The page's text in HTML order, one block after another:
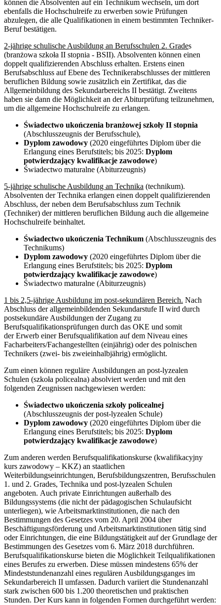
können die Absolventen auf ein Technikum wechseln, um dort
ebenfalls die Hochschulreife zu erwerben sowie Prüfungen
abzulegen, die alle Qualifikationen in einem bestimmten Techniker-
Beruf bestätigen.
2-jährige schulische Ausbildung an Berufsschulen 2. Grades
(branżowa szkoła II stopnia - BSII). Absolventen können einen
doppelt qualifizierenden Abschluss erhalten. Erstens einen
Berufsabschluss auf Ebene des Technikerabschlusses der mittleren
beruflichen Bildung sowie zusätzlich ein Zertifikat, das die
Allgemeinbildung des Sekundarbereichs II bestätigt. Zweitens
haben sie dann die Möglichkeit an der Abiturprüfung teilzunehmen,
um die allgemeine Hochschulreife zu erlangen.
Świadectwo ukończenia branżowej szkoły II stopnia
(Abschlusszeugnis der Berufsschule),
Dyplom zawodowy (2020 eingeführtes Diplom über die
Erlangung eines Berufstitels; bis 2025: Dyplom
potwierdzający kwalifikacje zawodowe)
Świadectwo maturalne (Abiturzeugnis)
5-jährige schulische Ausbildung an Technika (technikum).
Absolventen der Technika erlangen einen doppelt qualifizierenden
Abschluss, der neben dem Berufsabschluss zum Technik
(Techniker) der mittleren beruflichen Bildung auch die allgemeine
Hochschulreife beinhaltet.
Świadectwo ukończenia Technikum (Abschlusszeugnis des
Technikums)
Dyplom zawodowy (2020 eingeführtes Diplom über die
Erlangung eines Berufstitels; bis 2025: Dyplom
potwierdzający kwalifikacje zawodowe)
Świadectwo maturalne (Abiturzeugnis)
1 bis 2,5-jährige Ausbildung im post-sekundären Bereich. Nach
Abschluss der allgemeinbildenden Sekundarstufe II wird durch
postsekundäre Ausbildungen der Zugang zu
Berufsqualifikationsprüfungen durch das OKE und somit
der Erwerb einer Berufsqualifikation auf dem Niveau eines
Facharbeiters/Fachangestellten (einjährig) oder des polnischen
Technikers (zwei- bis zweieinhalbjährig) ermöglicht.
Zum einen können reguläre Ausbildungen an post-lyzealen
Schulen (szkoła policealna) absolviert werden und mit den
folgenden Zeugnissen nachgewiesen werden:
Świadectwo ukończenia szkoły policealnej
(Abschlusszeugnis der post-lyzealen Schule)
Dyplom zawodowy (2020 eingeführtes Diplom über die
Erlangung eines Berufstitels; bis 2025: Dyplom
potwierdzający kwalifikacje zawodowe)
Zum anderen werden Berufsqualifikationskurse (kwalifikacyjny
kurs zawodowy – KKZ) an staatlichen
Weiterbildungseinrichtungen, Berufsbildungszentren, Berufsschulen
1. und 2. Grades, Technika und post-lyzealen Schulen
angeboten. Auch private Einrichtungen außerhalb des
Bildungssystems (die nicht der pädagogischen Schulaufsicht
unterliegen), wie Arbeitsmarktinstitutionen, die nach den
Bestimmungen des Gesetzes vom 20. April 2004 über
Beschäftigungsförderung und Arbeitsmarktinstitutionen tätig sind
oder Einrichtungen, die eine Bildungstätigkeit auf der Grundlage der
Bestimmungen des Gesetzes vom 6. März 2018 durchführen.
Berufsqualifikationskurse bieten die Möglichkeit Teilqualifikationen
eines Berufes zu erwerben. Diese müssen mindestens 65% der
Mindeststundenanzahl eines regulären Ausbildungsganges im
Sekundarbereich II umfassen. Dadurch variiert die Stundenanzahl
stark zwischen 600 bis 1.200 theoretischen und praktischen
Stunden. Der Kurs kann in folgenden Formen durchgeführt werden: